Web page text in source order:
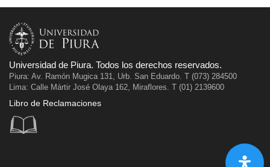
Universidad de Piura. Todos los derechos reservados.
Piura: Av. Ramón Mugica 131, Urb. San Eduardo. T (073) 284500
Lima: Calle Mártir José Olaya 162, Miraflores. T (01) 2139600
Libro de Reclamaciones